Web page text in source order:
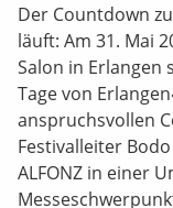
Der Countdown
läuft: Am 31. Mai
Salon in Erlangen
Tage von
anspruchsvollen
Festivalleiter
ALFONZ in einer